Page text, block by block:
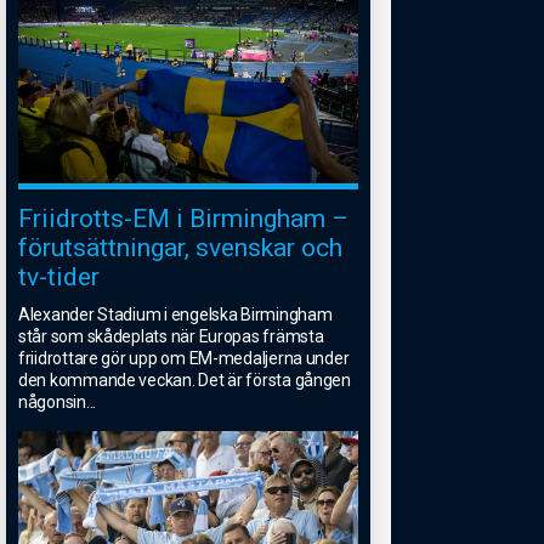
Friidrotts-EM i Birmingham –
förutsättningar, svenskar och
tv-tider
Alexander Stadium i engelska Birmingham
står som skådeplats när Europas främsta
friidrottare gör upp om EM-medaljerna under
den kommande veckan. Det är första gången
någonsin